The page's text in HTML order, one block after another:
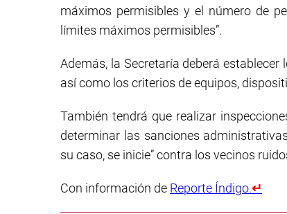
máximos permisibles y el número de
límites máximos permisibles”.
Además, la Secretaría deberá establecer
así como los criterios de equipos,
También tendrá que realizar
determinar las sanciones
su caso, se inicie” contra los vecinos
Con información de Reporte Índigo.↵